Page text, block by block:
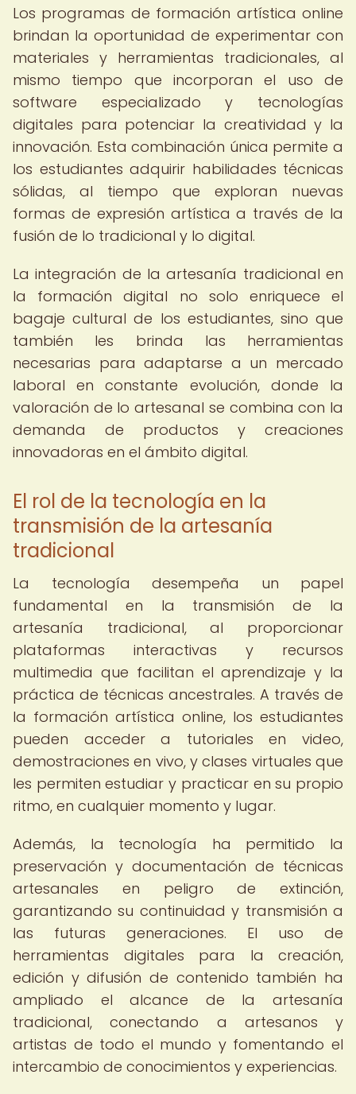
Los programas de formación artística online
brindan la oportunidad de experimentar con
materiales y herramientas tradicionales, al
mismo tiempo que incorporan el uso de
software especializado y tecnologías
digitales para potenciar la creatividad y la
innovación. Esta combinación única permite a
los estudiantes adquirir habilidades técnicas
sólidas, al tiempo que exploran nuevas
formas de expresión artística a través de la
fusión de lo tradicional y lo digital.
La integración de la artesanía tradicional en
la formación digital no solo enriquece el
bagaje cultural de los estudiantes, sino que
también les brinda las herramientas
necesarias para adaptarse a un mercado
laboral en constante evolución, donde la
valoración de lo artesanal se combina con la
demanda de productos y creaciones
innovadoras en el ámbito digital.
El rol de la tecnología en la
transmisión de la artesanía
tradicional
La tecnología desempeña un papel
fundamental en la transmisión de la
artesanía tradicional, al proporcionar
plataformas interactivas y recursos
multimedia que facilitan el aprendizaje y la
práctica de técnicas ancestrales. A través de
la formación artística online, los estudiantes
pueden acceder a tutoriales en video,
demostraciones en vivo, y clases virtuales que
les permiten estudiar y practicar en su propio
ritmo, en cualquier momento y lugar.
Además, la tecnología ha permitido la
preservación y documentación de técnicas
artesanales en peligro de extinción,
garantizando su continuidad y transmisión a
las futuras generaciones. El uso de
herramientas digitales para la creación,
edición y difusión de contenido también ha
ampliado el alcance de la artesanía
tradicional, conectando a artesanos y
artistas de todo el mundo y fomentando el
intercambio de conocimientos y experiencias.